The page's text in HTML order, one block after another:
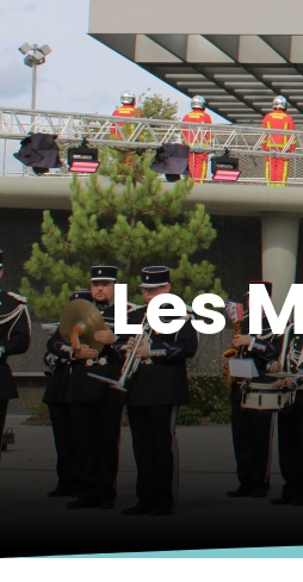
Les